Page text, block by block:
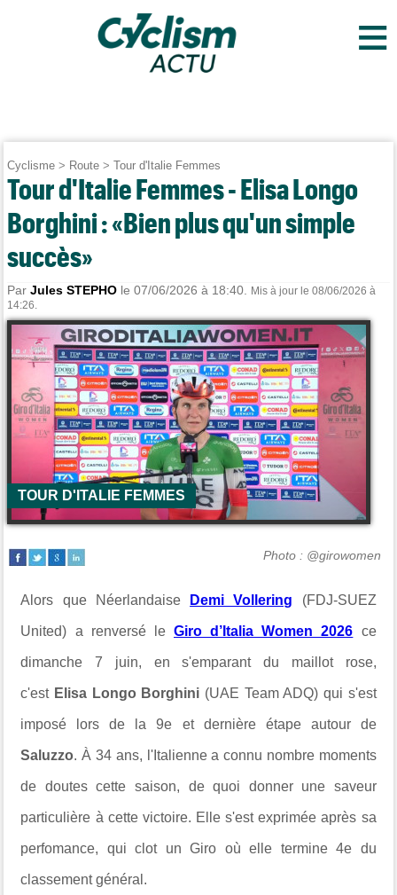
≡
Cyclisme > Route >Tour d'Italie Femmes
Tour d'Italie Femmes - Elisa Longo
Borghini : «Bien plus qu'un simple
succès»
ParJules STEPHO le 07/06/2026 à 18:40.
Mis à jour le 08/06/2026 à
14:26.
TOUR D'ITALIE FEMMES
Photo : @girowomen
Alors que Néerlandaise Demi Vollering (FDJ-SUEZ
United) a renversé le Giro d’Italia Women 2026 ce
dimanche 7 juin, en s'emparant du maillot rose,
c'est Elisa Longo Borghini (UAE Team ADQ) qui s'est
imposé lors de la 9e et dernière étape autour de
Saluzzo. À 34 ans, l'Italienne a connu nombre moments
de doutes cette saison, de quoi donner une saveur
particulière à cette victoire. Elle s'est exprimée après sa
perfomance, qui clot un Giro où elle termine 4e du
classement général.